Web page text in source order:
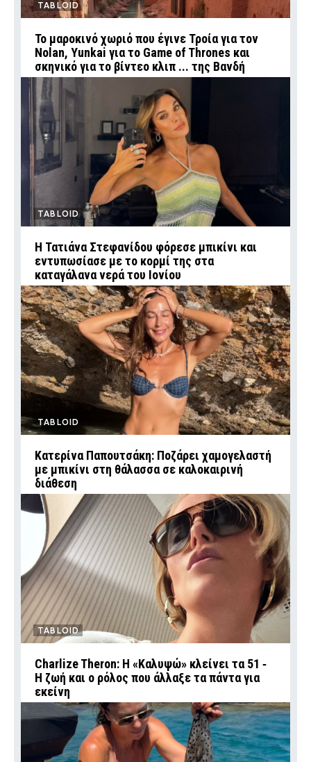
TABLOID
Το μαροκινό χωριό που έγινε Τροία για τον
Nolan, Yunkai για το Game of Thrones και
σκηνικό για το βίντεο κλιπ ... της Βανδή
TABLOID
Η Τατιάνα Στεφανίδου φόρεσε μπικίνι και
εντυπωσίασε με το κορμί της στα
καταγάλανα νερά του Ιονίου
TABLOID
Κατερίνα Παπουτσάκη: Ποζάρει χαμογελαστή
με μπικίνι στη θάλασσα σε καλοκαιρινή
διάθεση
TABLOID
Charlize Theron: Η «Καλυψώ» κλείνει τα 51 ‑
H ζωή και ο ρόλος που άλλαξε τα πάντα για
εκείνη